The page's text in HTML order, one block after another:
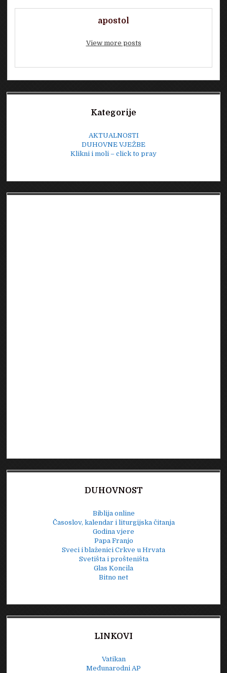
apostol
View more posts
Kategorije
AKTUALNOSTI
DUHOVNE VJEŽBE
Klikni i moli – click to pray
DUHOVNOST
Biblija online
Časoslov, kalendar i liturgijska čitanja
Godina vjere
Papa Franjo
Sveci i blaženici Crkve u Hrvata
Svetišta i prošteništa
Glas Koncila
Bitno net
LINKOVI
Vatikan
Međunarodni AP